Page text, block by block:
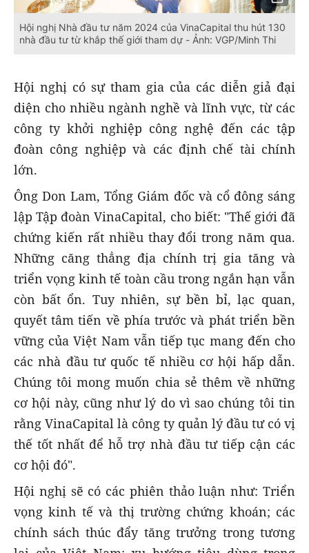
Hội nghị Nhà đầu tư năm 2024 của VinaCapital thu hút 130
nhà đầu tư từ khắp thế giới tham dự - Ảnh: VGP/Minh Thi
Hội nghị có sự tham gia của các diễn giả đại
diện cho nhiều ngành nghề và lĩnh vực, từ các
công ty khởi nghiệp công nghệ đến các tập
đoàn công nghiệp và các định chế tài chính
lớn.
Ông Don Lam, Tổng Giám đốc và cổ đông sáng
lập Tập đoàn VinaCapital, cho biết: "Thế giới đã
chứng kiến rất nhiều thay đổi trong năm qua.
Những căng thẳng địa chính trị gia tăng và
triển vọng kinh tế toàn cầu trong ngắn hạn vẫn
còn bất ổn. Tuy nhiên, sự bền bỉ, lạc quan,
quyết tâm tiến về phía trước và phát triển bền
vững của Việt Nam vẫn tiếp tục mang đến cho
các nhà đầu tư quốc tế nhiều cơ hội hấp dẫn.
Chúng tôi mong muốn chia sẻ thêm về những
cơ hội này, cũng như lý do vì sao chúng tôi tin
rằng VinaCapital là công ty quản lý đầu tư có vị
thế tốt nhất để hỗ trợ nhà đầu tư tiếp cận các
cơ hội đó".
Hội nghị sẽ có các phiên thảo luận như: Triển
vọng kinh tế và thị trường chứng khoán; các
chính sách thúc đẩy tăng trưởng trong tương